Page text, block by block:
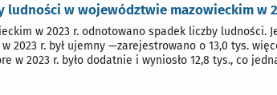
ludności w województwie mazowieckim w
w 2023 r. odnotowano spadek liczby ludności.
2023 r. był ujemny —zarejestrowano o 13,0 tys.
w 2023 r. było dodatnie i wyniosło 12,8 tys., co